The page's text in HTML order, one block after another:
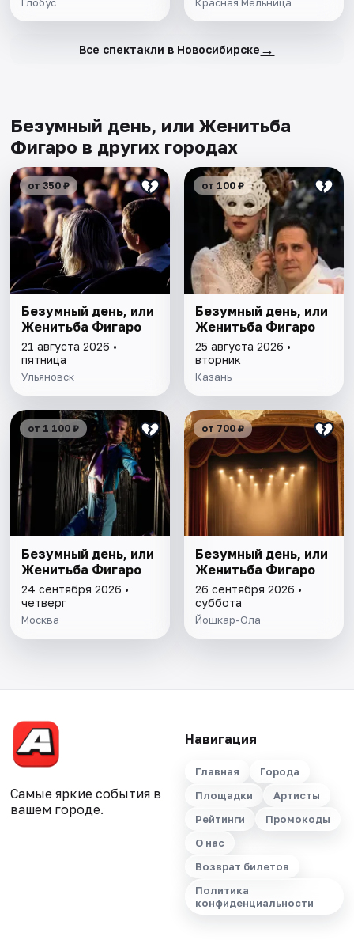
Глобус Красная Мельница
Все спектакли в Новосибирске →
Безумный день, или Женитьба
Фигаро в других городах
от 350 ₽
Безумный день, или
Женитьба Фигаро
21 августа 2026 •
пятница
Ульяновск
от 100 ₽
Безумный день, или
Женитьба Фигаро
25 августа 2026 •
вторник
Казань
от 1 100 ₽
Безумный день, или
Женитьба Фигаро
24 сентября 2026 •
четверг
Москва
от 700 ₽
Безумный день, или
Женитьба Фигаро
26 сентября 2026 •
суббота
Йошкар-Ола
Самые яркие события в
вашем городе.
Навигация
Главная
Города
Площадки
Артисты
Рейтинги
Промокоды
О нас
Возврат билетов
Политика
конфиденциальности